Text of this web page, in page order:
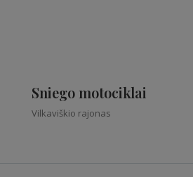
Sniego motociklai
Vilkaviškio rajonas